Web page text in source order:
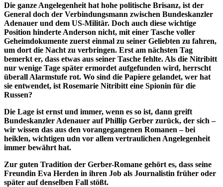
Die ganze Angelegenheit hat hohe politische Brisanz, ist der
General doch der Verbindungsmann zwischen Bundeskanzler
Adenauer und dem US-Militär. Doch auch diese wichtige
Position hinderte Anderson nicht, mit einer Tasche voller
Geheimdokumente zuerst einmal zu seiner Geliebten zu fahren,
um dort die Nacht zu verbringen. Erst am nächsten Tag
bemerkt er, dass etwas aus seiner Tasche fehlte. Als die Nitribitt
nur wenige Tage später ermordet aufgefunden wird, herrscht
überall Alarmstufe rot. Wo sind die Papiere gelandet, wer hat
sie entwendet, ist Rosemarie Nitribitt eine Spionin für die
Russen?
Die Lage ist ernst und immer, wenn es so ist, dann greift
Bundeskanzler Adenauer auf Phillip Gerber zurück, der sich –
wir wissen das aus den vorangegangenen Romanen – bei
heiklen, wichtigen udn vor allem vertraulichen Angelegenheit
immer bewährt hat.
Zur guten Tradition der Gerber-Romane gehört es, dass seine
Freundin Eva Herden in ihren Job als Journalistin früher oder
später auf denselben Fall stößt.